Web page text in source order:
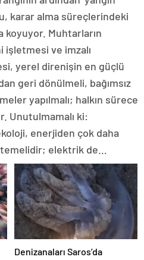
karar alma süreçlerindeki
Muhtarların
işletmesi ve imzalı
yerel direnişin en güçlü
geri dönülmeli, bağımsız
yapılmalı; halkın sürece
Unutulmamalı ki:
enerjiden çok daha
temelidir; elektrik de…
Denizanaları Saros’da